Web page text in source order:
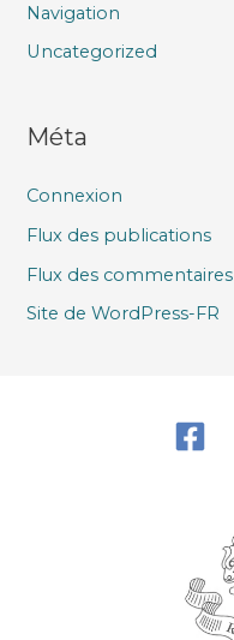
Navigation
Uncategorized
Méta
Connexion
Flux des publications
Flux des commentaires
Site de WordPress-FR